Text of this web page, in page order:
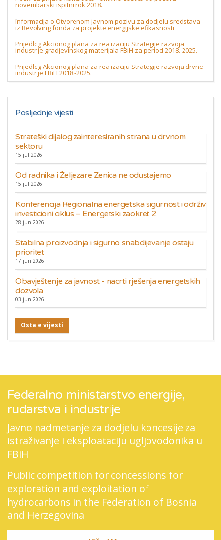
novembarski ispitni rok 2018.
Informacija o Otvorenom javnom pozivu za dodjelu sredstava
iz Revolving fonda za projekte energijske efikasnosti
Prijedlog Akcionog plana za realizaciju Strategije razvoja
industrije gradjevinskog materijala FBiH za period 2018.-2025.
Prijedlog Akcionog plana za realizaciju Strategije razvoja drvne
industrije FBiH 2018.-2025.
Posljednje vijesti
Strateški dijalog zainteresiranih strana u drvnom
sektoru
15 jul 2026
Od radnika i Željezare Zenica ne odustajemo
15 jul 2026
Konferencija Regionalna energetska sigurnost i održiv
investicioni ciklus – Energetski zaokret 2
28 jun 2026
Stabilna proizvodnja i sigurno snabdijevanje ostaju
prioritet
17 jun 2026
Obavještenje za javnost - nacrti rješenja energetskih
dozvola
03 jun 2026
Ostale vijesti
Federalno ministarstvo energije,
rudarstva i industrije
Javno nadmetanje za dodjelu koncesije za
istraživanje i eksploataciju ugljovodonika u
FBiH
Public competition for concessions for
exploration and exploitation of
hydrocarbons in the Federation of Bosnia
and Herzegovina